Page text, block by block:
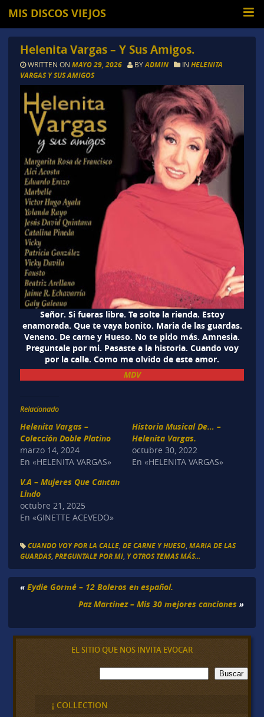
MIS DISCOS VIEJOS
Helenita Vargas – Y Sus Amigos.
WRITTEN ON MAYO 29, 2026 BYADMIN IN HELENITA
VARGAS Y SUS AMIGOS
Señor. Si fueras libre. Te solte la rienda. Estoy
enamorada. Que te vaya bonito. Maria de las guardas.
Veneno. De carne y Hueso. No te pido más. Amnesia.
Preguntale por mi. Pasaste a la historia. Cuando voy
por la calle. Como me olvido de este amor.
MDV
Relacionado
Helenita Vargas –
Colección Doble Platino
marzo 14, 2024
En «HELENITA VARGAS»
Historia Musical De… –
Helenita Vargas.
octubre 30, 2022
En «HELENITA VARGAS»
V.A – Mujeres Que Cantan
Lindo
octubre 21, 2025
En «GINETTE ACEVEDO»
CUANDO VOY POR LA CALLE, DE CARNE Y HUESO, MARIA DE LAS
GUARDAS, PREGUNTALE POR MI, Y OTROS TEMAS MÁS...
« Eydie Gormé – 12 Boleros en español.
Paz Martinez – Mis 30 mejores canciones »
EL SITIO QUE NOS INVITA EVOCAR
B
u
c
a
Buscar
¡ COLLECTION